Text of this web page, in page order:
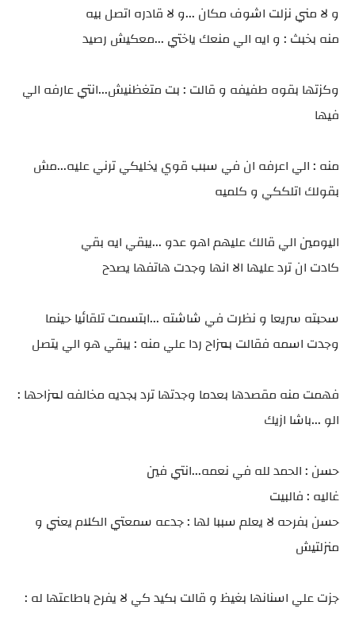
و لا مني نزلت اشوف مكان ...و لا قادره اتصل بيه
منه بخبث : و ايه الي منعك ياختي ...معكيش رصيد
وكزتها بقوه طفيفه و قالت : بت متغظنيش...انتي عارفه الي
فيها
منه : الي اعرفه ان في سبب قوي يخليكي ترني عليه...مش
بقولك اتلككي و كلميه
اليومين الي قالك عليهم اهو عدو ...يبقي ايه بقي
كادت ان ترد عليها الا انها وجدت هاتفها يصدح
سحبته سريعا و نظرت في شاشته ...ابتسمت تلقائيا حينما
وجدت اسمه فقالت بمزاح ردا علي منه : يبقي هو الي يتصل
فهمت منه مقصدها بعدما وجدتها ترد بجديه مخالفه لمزاحها :
الو ...باشا ازيك
حسن : الحمد لله في نعمه...انتي فين
غاليه : فالبيت
حسن بفرحه لا يعلم سببا لها : جدعه سمعتي الكلام يعني و
منزلتيش
جزت علي اسنانها بغيظ و قالت بكيد كي لا يفرح باطاعتها له :